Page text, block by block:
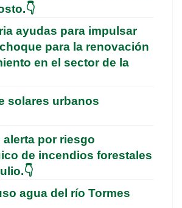
ayudas para impulsar
para la renovación
en el sector de la
solares urbanos
por riesgo
de incendios forestales
agua del río Tormes